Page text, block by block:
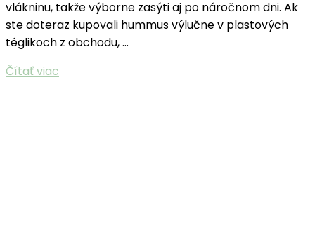
vlákninu, takže výborne zasýti aj po náročnom dni. Ak
ste doteraz kupovali hummus výlučne v plastových
téglikoch z obchodu, …
Čítať viac